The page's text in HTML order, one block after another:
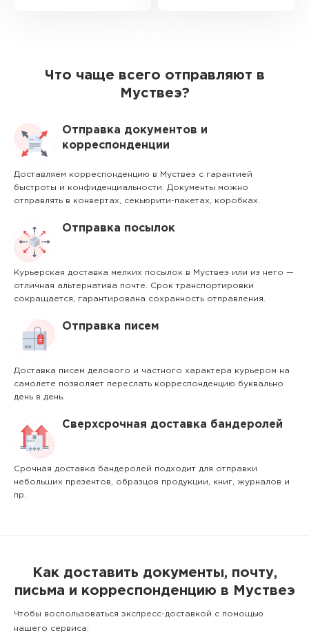
Что чаще всего отправляют в
Муствеэ?
Отправка документов и
корреспонденции
Доставляем корреспонденцию в Муствеэ с гарантией
быстроты и конфиденциальности. Документы можно
отправлять в конвертах, секьюрити-пакетах, коробках.
Отправка посылок
Курьерская доставка мелких посылок в Муствеэ или из него —
отличная альтернатива почте. Срок транспортировки
сокращается, гарантирована сохранность отправления.
Отправка писем
Доставка писем делового и частного характера курьером на
самолете позволяет переслать корреспонденцию буквально
день в день.
Сверхсрочная доставка бандеролей
Срочная доставка бандеролей подходит для отправки
небольших презентов, образцов продукции, книг, журналов и
пр.
Как доставить документы, почту,
письма и корреспонденцию в Муствеэ
Чтобы воспользоваться экспресс-доставкой с помощью
нашего сервиса: